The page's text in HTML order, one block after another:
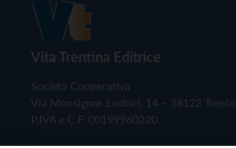
Vita Trentina Editrice
Società Cooperativa
Via Monsignor Endrici, 14 – 38122 Trento
P.IVA e C.F. 00199960220